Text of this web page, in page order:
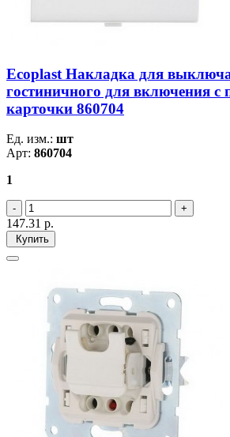
Ecoplast Накладка для
гостиничного для включения
карточки 860704
Ед. изм.: шт
Арт: 860704
1
147.31 р.
Купить